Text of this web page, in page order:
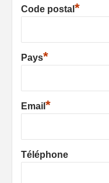
Code postal *
Pays*
Email *
Téléphone